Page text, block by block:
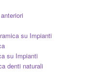
su Impianti
su Impianti
denti naturali